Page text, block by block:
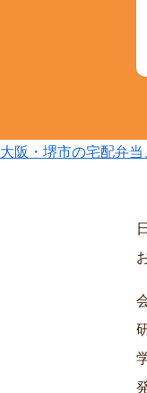
大阪・堺市の宅配弁